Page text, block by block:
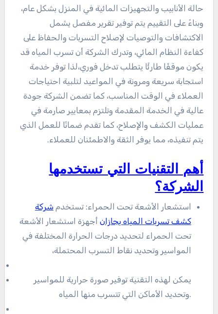
حالة الأنابيب والتجهيزات المائية في المنزل بشكل عام،
وبناءً على التقييم يتم توفير تقرير مفصل يشمل
الاكتشافات والتوصيات لإصلاح التسربات والحفاظ على
كفاءة النظام المائي، وتدرك الشركة أن تسرب المياه قد
يكون موقفًا طارئًا يتطلب تدخل فوري،لذا توفر خدمة
استجابة سريعة ومرونة في المواعيد لتلبية احتياجات
العملاء في الوقت المناسب، كما تضمن الشركة جودة
عالية في الخدمة المقدمة وتلتزم بمعايير صارمة في
عمليات الكشف والإصلاح، كما تقدم ضمانًا للعمل الذي
يتم تنفيذه، مما يوفر الثقة والاطمئنان للعملاء.
أهم التقنيات التي تستخدمها
الشركة؟
استشعار الأشعة تحت الحمراء: تستخدم شركة
كشف تسربات المياه بجازان أجهزة استشعار الأشعة
تحت الحمراء لتحديد درجات الحرارة المختلفة في
المواسير وتحديد نقاط التسرب المحتملة،
يمكن لهذه التقنية توفير صورة حرارية للمواسير
وتحديد الأماكن التي تتسرب منها المياه.